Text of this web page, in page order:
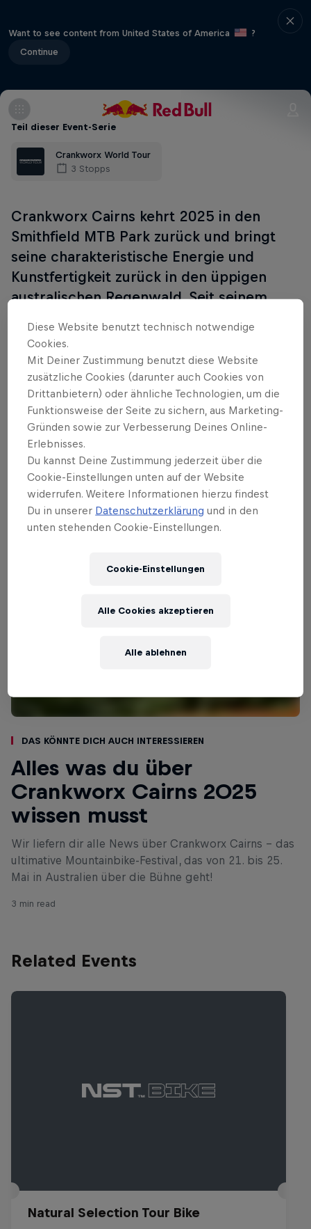
Want to see content from United States of America
?
Continue
Teil dieser Event-Serie
Crankworx World Tour
3 Stopps
Crankworx Cairns kehrt 2025 in den
Smithfield MTB Park zurück und bringt
seine charakteristische Energie und
Kunstfertigkeit zurück in den üppigen
australischen Regenwald. Seit seinem
Crankworx World Tour berühmt für seine
atemberaubenden Dirt Tracks, intensiven
Rennen und die legendäre Energie der
Zuschauer.
Mach dich bereit für ein weiteres Jahr mit
unvergesslichem Nervenkitzel und der
unvergleichlichen Spannung, die nur Cairns bieten
kann.
Das könnte dich auch interessieren
Alles was du über
Crankworx Cairns 2025
wissen musst
Wir liefern dir alle News über Crankworx Cairns - das
ultimative Mountainbike-Festival, das von 21. bis 25.
Mai in Australien über die Bühne geht!
3 min read
Related Events
Natural Selection Tour Bike
Diese Website benutzt technisch notwendige
Cookies.
Mit Deiner Zustimmung benutzt diese Website
zusätzliche Cookies (darunter auch Cookies von
Drittanbietern) oder ähnliche Technologien, um die
Funktionsweise der Seite zu sichern, aus Marketing-
Gründen sowie zur Verbesserung Deines Online-
Erlebnisses.
Du kannst Deine Zustimmung jederzeit über die
Cookie-Einstellungen unten auf der Website
widerrufen. Weitere Informationen hierzu findest
Du in unserer Datenschutzerklärung und in den
unten stehenden Cookie-Einstellungen.
Cookie-Einstellungen
Alle ablehnen
Alle Cookies akzeptieren